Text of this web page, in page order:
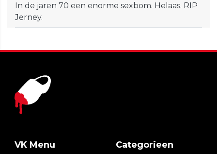
In de jaren 70 een enorme sexbom. Helaas. RIP
Jerney.
VK Menu Categorieen